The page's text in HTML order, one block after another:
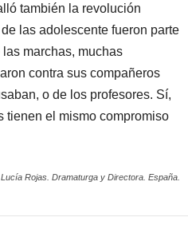
también la revolución
las adolescente fueron parte
marchas, muchas
contra sus compañeros
o de los profesores. Sí,
tienen el mismo compromiso
Rojas. Dramaturga y Directora. España.